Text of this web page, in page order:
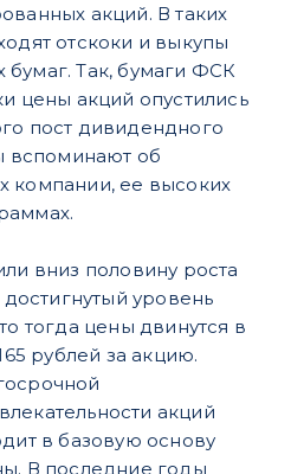
акций. В таких
отскоки и выкупы
Так, бумаги ФСК
цены акций опустились
пост дивидендного
вспоминают об
компании, ее высоких
вниз половину роста
уровень
тогда цены двинутся в
рублей за акцию.
акций
в базовую основу
В последние годы